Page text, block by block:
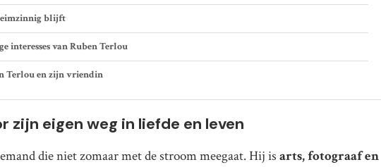
blijft
interesses van Ruben Terlou
Terlou en zijn vriendin
zijn eigen weg in liefde en leven
die niet zomaar met de stroom meegaat. Hij is arts, fotograaf en